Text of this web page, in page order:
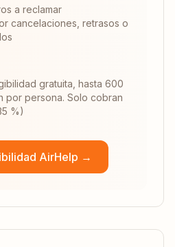
a reclamar
cancelaciones, retrasos o
gratuita, hasta 600
por persona. Solo cobran
%)
AirHelp →